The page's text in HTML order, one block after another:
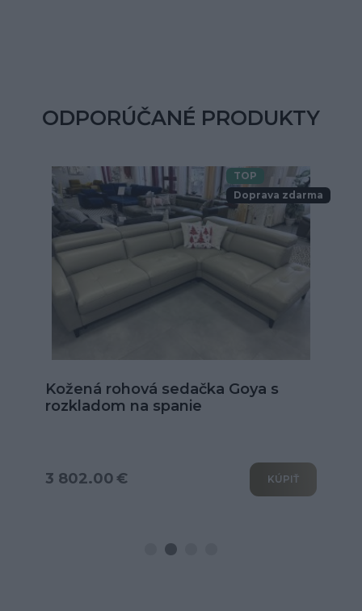
ODPORÚČANÉ PRODUKTY
TOP
Doprava zdarma
Kožená rohová sedačka Goya s
rozkladom na spanie
3 802.00 € KÚPIŤ